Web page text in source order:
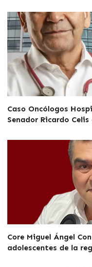
Caso Oncólogos
Senador Ricardo
Core Miguel Ángel
adolescentes de la